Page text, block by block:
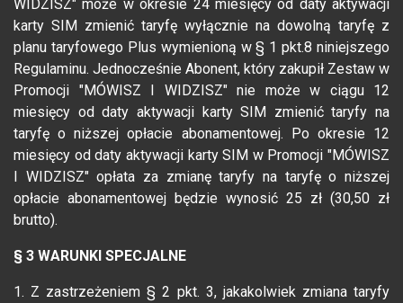
WIDZISZ" może w okresie 24 miesięcy od daty aktywacji
karty SIM zmienić taryfę wyłącznie na dowolną taryfę z
planu taryfowego Plus wymienioną w § 1 pkt.8 niniejszego
Regulaminu. Jednocześnie Abonent, który zakupił Zestaw w
Promocji "MÓWISZ I WIDZISZ" nie może w ciągu 12
miesięcy od daty aktywacji karty SIM zmienić taryfy na
taryfę o niższej opłacie abonamentowej. Po okresie 12
miesięcy od daty aktywacji karty SIM w Promocji "MÓWISZ
I WIDZISZ" opłata za zmianę taryfy na taryfę o niższej
opłacie abonamentowej będzie wynosić 25 zł (30,50 zł
brutto).
§ 3 WARUNKI SPECJALNE
1. Z zastrzeżeniem § 2 pkt. 3, jakakolwiek zmiana taryfy